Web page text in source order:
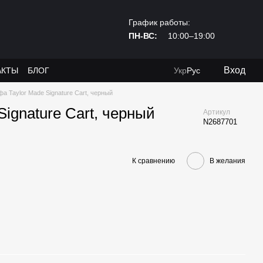
График работы:
ПН-ВС:
10:00–19:00
БЛОГ УкрРус Вход
Taylor Made Signature Cart, черный
Cart, черный Артикул
N2687701
К сравнению В желания